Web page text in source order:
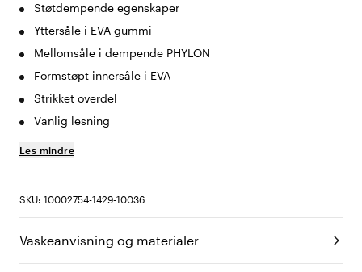
Støtdempende egenskaper
Yttersåle i EVA gummi
Mellomsåle i dempende PHYLON
Formstøpt innersåle i EVA
Strikket overdel
Vanlig lesning
Les mindre
SKU: 10002754-1429-10036
Vaskeanvisning og materialer